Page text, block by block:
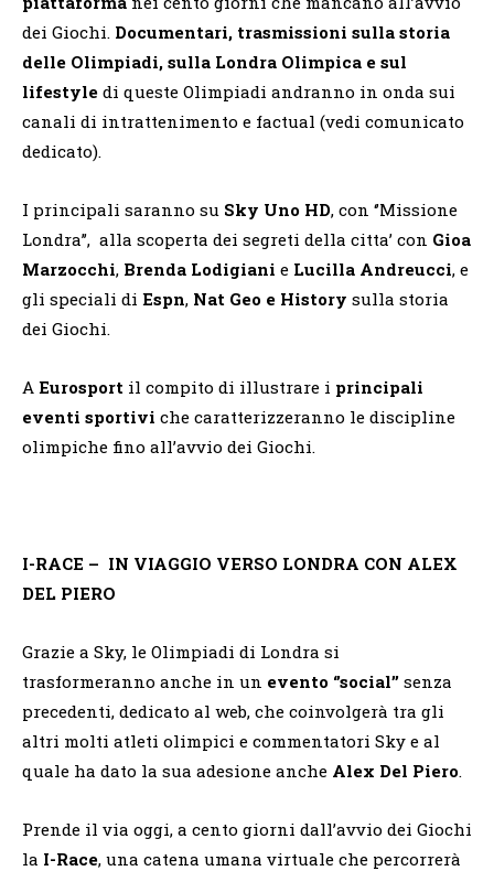
dei Giochi. Documentari, trasmissioni sulla storia
delle Olimpiadi, sulla Londra Olimpica e sul
lifestyle di queste Olimpiadi andranno in onda sui
canali di intrattenimento e factual (vedi comunicato
dedicato).
I principali saranno su Sky Uno HD, con ‘’Missione
Londra’’, alla scoperta dei segreti della citta’ con Gioa
Marzocchi, Brenda Lodigiani e Lucilla Andreucci, e
gli speciali di Espn, Nat Geo e History sulla storia
dei Giochi.
A Eurosport il compito di illustrare i principali
eventi sportivi che caratterizzeranno le discipline
olimpiche fino all’avvio dei Giochi.
I-RACE – IN VIAGGIO VERSO LONDRA CON ALEX
DEL PIERO
Grazie a Sky, le Olimpiadi di Londra si
trasformeranno anche in un evento ‘’social’’ senza
precedenti, dedicato al web, che coinvolgerà tra gli
altri molti atleti olimpici e commentatori Sky e al
quale ha dato la sua adesione anche Alex Del Piero.
Prende il via oggi, a cento giorni dall’avvio dei Giochi
la I-Race, una catena umana virtuale che percorrerà